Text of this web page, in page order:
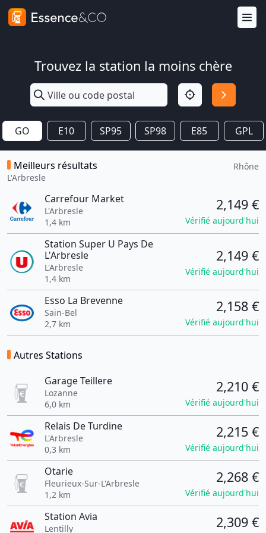
Trouvez la station la moins chère
GO E10 SP95 SP98 E85 GPL
Meilleurs résultats
L'Arbresle
Rhône
Carrefour Market
L'Arbresle
1,4 km
2,149 €
Vérifié aujourd'hui
Station Super U Pays De
L'Arbresle
L'Arbresle
1,4 km
2,149 €
Vérifié aujourd'hui
Esso La Brevenne
Sain-Bel
2,7 km
2,158 €
Vérifié aujourd'hui
Autres Stations
Garage Teillere
Lozanne
6,0 km
2,210 €
Vérifié aujourd'hui
Relais De Turdine
L'Arbresle
0,3 km
2,215 €
Vérifié aujourd'hui
Otarie
Fleurieux-Sur-L'Arbresle
1,2 km
2,268 €
Vérifié aujourd'hui
Station Avia
Lentilly 2,309 €